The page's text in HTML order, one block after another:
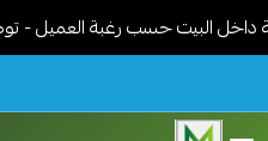
البيت حسب رغبة العميل - توصيل